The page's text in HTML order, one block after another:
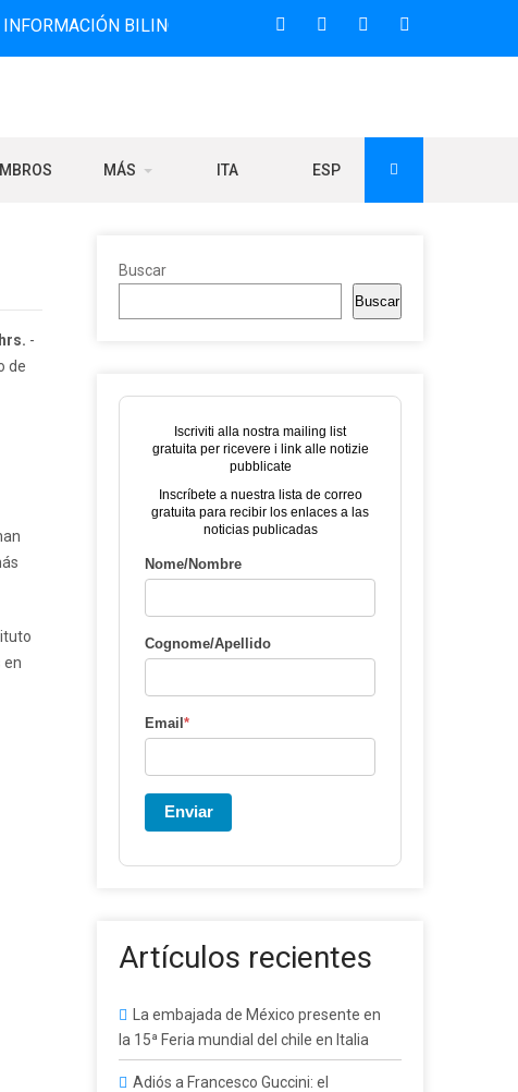
BILINGÜE QUE DESDE 2006 DIFUNDE NOTICIAS SOBRE
MÁS ITA ESP
-
de
en
Buscar
Buscar
Iscriviti alla nostra mailing list
gratuita per ricevere i link alle notizie
pubblicate
Inscríbete a nuestra lista de correo
gratuita para recibir los enlaces a las
noticias publicadas
Nome/Nombre
Cognome/Apellido
Email *
Enviar
Artículos recientes
La embajada de México presente en
la 15ª Feria mundial del chile en Italia
Adiós a Francesco Guccini: el